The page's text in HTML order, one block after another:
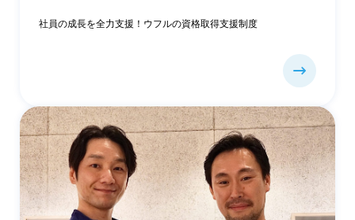
社員の成長を全力支援！ウフルの資格取得支援制度